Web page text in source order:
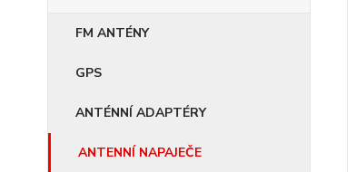
FM ANTÉNY
GPS
ANTÉNNÍ ADAPTÉRY
ANTENNÍ NAPAJEČE